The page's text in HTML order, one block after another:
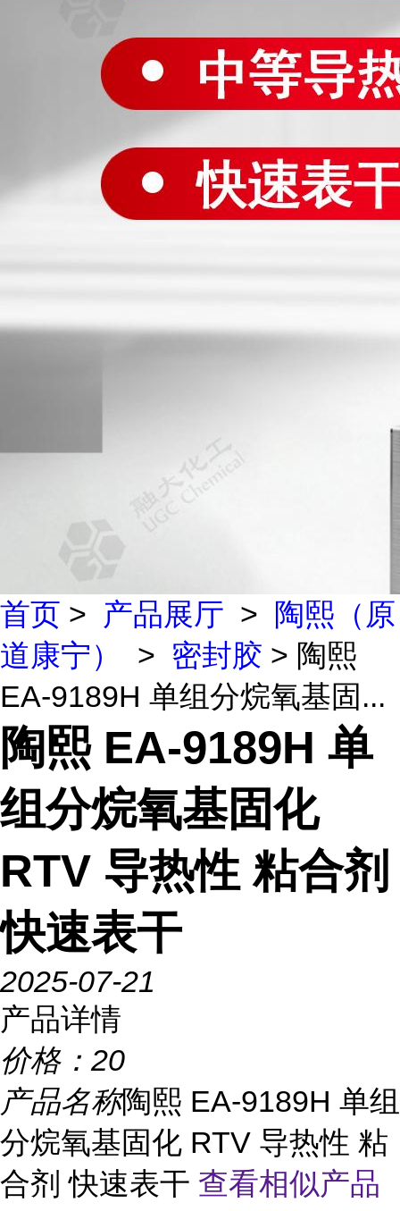
首页 > 产品展厅 >
陶熙（原
道康宁）
> 密封胶 > 陶熙
EA-9189H 单组分烷氧基固...
陶熙 EA-9189H 单
组分烷氧基固化
RTV 导热性 粘合剂
快速表干
2025-07-21
产品详情
价格： 20
产品名称陶熙 EA-9189H 单组
分烷氧基固化 RTV 导热性 粘
合剂 快速表干 查看相似产品